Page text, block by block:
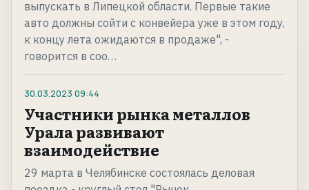
выпускать в Липецкой области. Первые такие
авто должны сойти с конвейера уже в этом году,
к концу лета ожидаются в продаже", -
говорится в соо…
30.03.2023 09:44
Участники рынка металлов
Урала развивают
взаимодействие
29 марта в Челябинске состоялась деловая